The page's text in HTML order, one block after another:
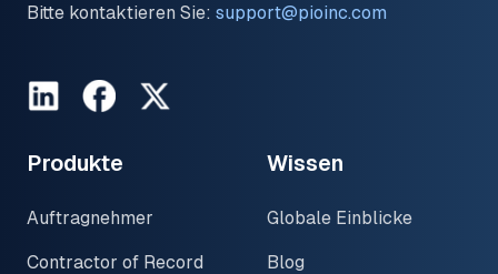
Bitte kontaktieren Sie: support@pioinc.com
LinkedInFacebookTwitter
Produkte
Auftragnehmer
Contractor of Record
Wissen
Globale Einblicke
Blog